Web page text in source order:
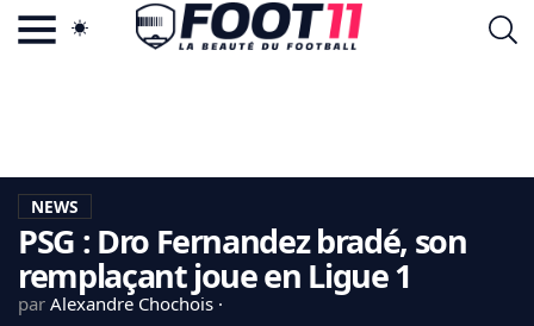
LA CHARTE
VIE PRIVÉE
CGU
CONTACTEZ-NOUS
NEWS
PSG : Dro Fernandez bradé, son
remplaçant joue en Ligue 1
par Alexandre Chochois